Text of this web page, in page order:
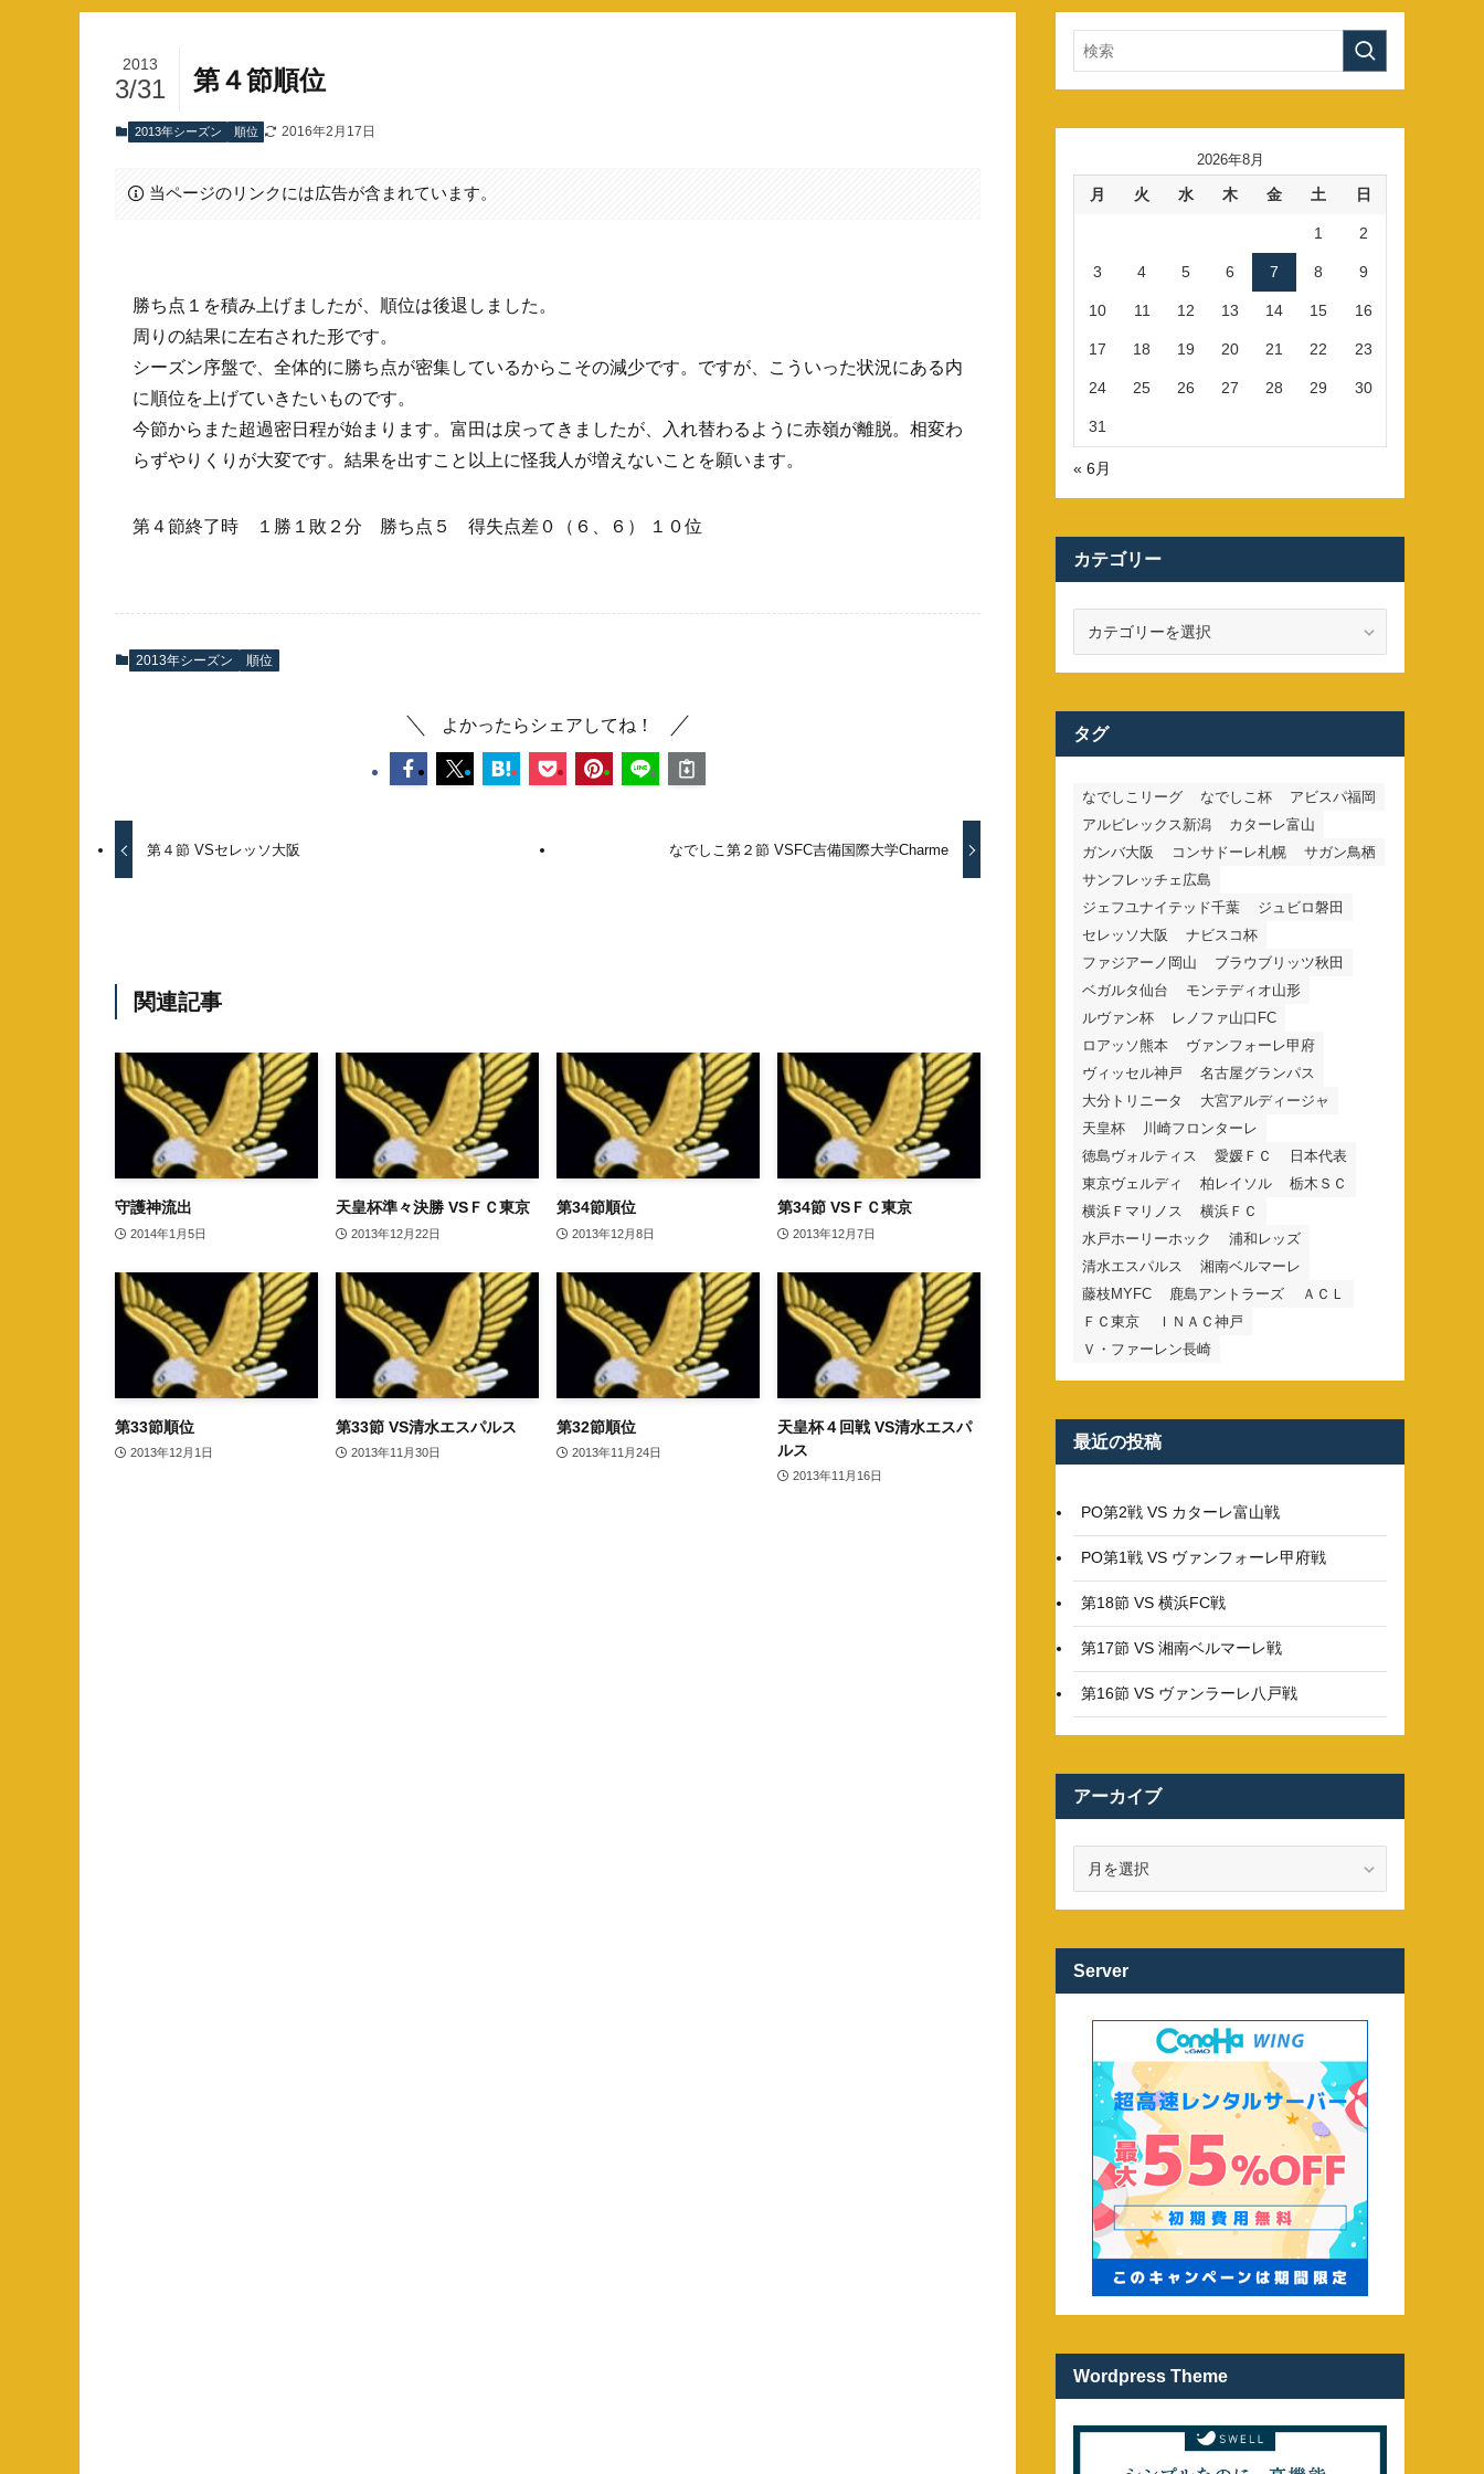
第４節順位
2013
3/31
2013年シーズン 順位 2016年2月17日
当ページのリンクには広告が含まれています。
勝ち点１を積み上げましたが、順位は後退しました。
周りの結果に左右された形です。
シーズン序盤で、全体的に勝ち点が密集しているからこその減少です。ですが、こういった状況にある内
に順位を上げていきたいものです。
今節からまた超過密日程が始まります。富田は戻ってきましたが、入れ替わるように赤嶺が離脱。相変わ
らずやりくりが大変です。結果を出すこと以上に怪我人が増えないことを願います。
第４節終了時 １勝１敗２分 勝ち点５ 得失点差０（６、６） １０位
2013年シーズン 順位
よかったらシェアしてね！
第４節 VSセレッソ大阪 なでしこ第２節 VSFC吉備国際大学Charme
関連記事
守護神流出
2014年1月5日
天皇杯準々決勝 VSＦＣ東京
2013年12月22日
第34節順位
2013年12月8日
第34節 VSＦＣ東京
2013年12月7日
第33節順位
2013年12月1日
第33節 VS清水エスパルス
2013年11月30日
第32節順位
2013年11月24日
天皇杯４回戦 VS清水エスパ
ルス
2013年11月16日
2026年8月
月 火 水 木 金 土 日
1 2
3 4 5 6 7 8 9
10 11 12 13 14 15 16
17 18 19 20 21 22 23
24 25 26 27 28 29 30
31
« 6月
カテゴリー
ー
タグ
なでしこリーグ なでしこ杯
アビスパ福岡
アルビレックス新潟
カターレ富山
ガンバ大阪
コンサドーレ札幌
サガン鳥栖
サンフレッチェ広島
ジェフユナイテッド千葉
ジュビロ磐田
セレッソ大阪
ナビスコ杯
ファジアーノ岡山
ブラウブリッツ秋田
ベガルタ仙台
モンテディオ山形
ルヴァン杯
レノファ山口FC
ロアッソ熊本
ヴァンフォーレ甲府
ヴィッセル神戸
名古屋グランパス
大分トリニータ
大宮アルディージャ
天皇杯
川崎フロンターレ
徳島ヴォルティス
愛媛ＦＣ
日本代表
東京ヴェルディ
柏レイソル
栃木ＳＣ
横浜Ｆマリノス
横浜ＦＣ
水戸ホーリーホック
浦和レッズ
清水エスパルス
湘南ベルマーレ
藤枝MYFC
鹿島アントラーズ
ＡＣＬ
ＦＣ東京
ＩＮＡＣ神戸
Ｖ・ファーレン長崎
最近の投稿
PO第2戦 VS カターレ富山戦
PO第1戦 VS ヴァンフォーレ甲府戦
第18節 VS 横浜FC戦
第17節 VS 湘南ベルマーレ戦
第16節 VS ヴァンラーレ八戸戦
アーカイブ
ブ
Server
Wordpress Theme